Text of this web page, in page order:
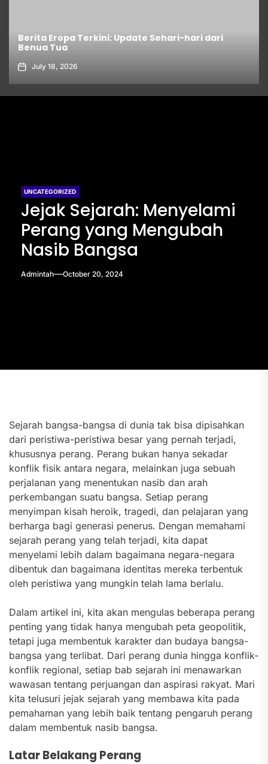
Berita Eropa Terkini: Update Sehari-hari dari
Benua Tua
July 18, 2026
UNCATEGORIZED
Jejak Sejarah: Menyelami
Perang yang Mengubah
Nasib Bangsa
Admintah October 20, 2024
Sejarah bangsa-bangsa di dunia tak bisa dipisahkan
dari peristiwa-peristiwa besar yang pernah terjadi,
khususnya perang. Perang bukan hanya sekadar
konflik fisik antara negara, melainkan juga sebuah
perjalanan yang menentukan nasib dan arah
perkembangan suatu bangsa. Setiap perang
menyimpan kisah heroik, tragedi, dan pelajaran yang
berharga bagi generasi penerus. Dengan memahami
sejarah perang yang telah terjadi, kita dapat
menyelami lebih dalam bagaimana negara-negara
dibentuk dan bagaimana identitas mereka terbentuk
oleh peristiwa yang mungkin telah lama berlalu.
Dalam artikel ini, kita akan mengulas beberapa perang
penting yang tidak hanya mengubah peta geopolitik,
tetapi juga membentuk karakter dan budaya bangsa-
bangsa yang terlibat. Dari perang dunia hingga konflik-
konflik regional, setiap bab sejarah ini menawarkan
wawasan tentang perjuangan dan aspirasi rakyat. Mari
kita telusuri jejak sejarah yang membawa kita pada
pemahaman yang lebih baik tentang pengaruh perang
dalam membentuk nasib bangsa.
Latar Belakang Perang